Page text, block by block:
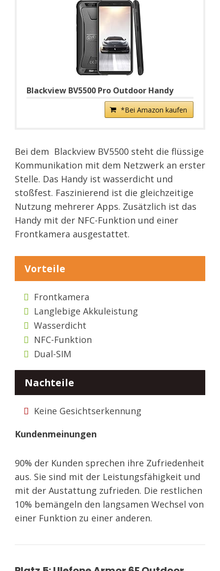
Blackview BV5500 Pro Outdoor Handy
*Bei Amazon kaufen
Bei dem Blackview BV5500 steht die flüssige
Kommunikation mit dem Netzwerk an erster
Stelle. Das Handy ist wasserdicht und
stoßfest. Faszinierend ist die gleichzeitige
Nutzung mehrerer Apps. Zusätzlich ist das
Handy mit der NFC-Funktion und einer
Frontkamera ausgestattet.
Vorteile
Frontkamera
Langlebige Akkuleistung
Wasserdicht
NFC-Funktion
Dual-SIM
Nachteile
Keine Gesichtserkennung
Kundenmeinungen
90% der Kunden sprechen ihre Zufriedenheit
aus. Sie sind mit der Leistungsfähigkeit und
mit der Austattung zufrieden. Die restlichen
10% bemängeln den langsamen Wechsel von
einer Funktion zu einer anderen.